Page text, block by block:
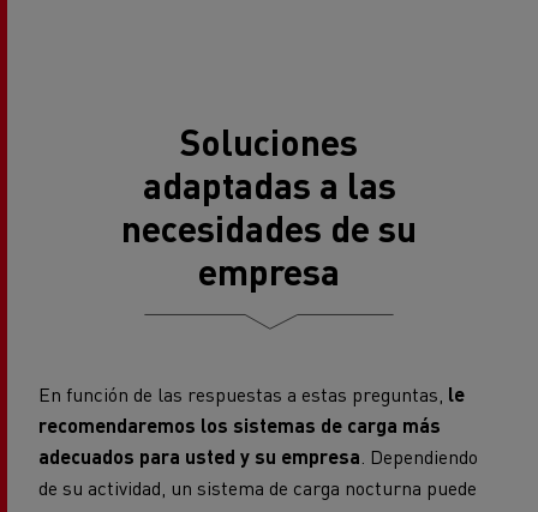
Soluciones
adaptadas a las
necesidades de su
empresa
En función de las respuestas a estas preguntas, le
recomendaremos los sistemas de carga más
adecuados para usted y su empresa . Dependiendo
de su actividad, un sistema de carga nocturna puede